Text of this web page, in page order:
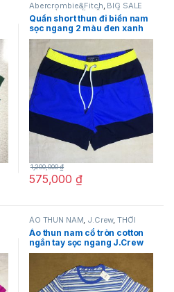
Abercrombie&Fitch, BIG SALE
OFF, HÀNG MỚI VỀ ,QUẦN NAM
SẢN PHẨM KHUYẾN MÃI,SHORT
NAM,THỜI TRANG NAM
Quần short thun đi biển nam
sọc ngang 2 màu đen xanh
Abercrombie&Fitch strecth
(inseam) size XS,S,M
575,000 ₫
1,200,000₫
ÁO THUN NAM J.Crew,THỜI
TRANG NAM
Áo thun nam cổ tròn cotton
ngắn tay sọc ngang J.Crew
size M chính hãng hàng mỹ